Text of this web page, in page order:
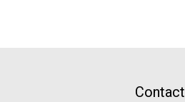
Contact